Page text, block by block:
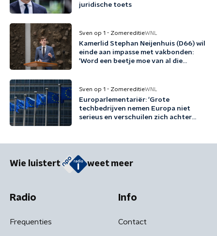
juridische toets
Sven op 1 - ZomereditieWNL
Kamerlid Stephan Neijenhuis (D66) wil
einde aan impasse met vakbonden:
'Word een beetje moe van al die
Sven op 1 - ZomereditieWNL
Europarlementariër: 'Grote
techbedrijven nemen Europa niet
serieus en verschuilen zich achter
Wie luistert weet meer
Radio
Frequenties
Info
Contact